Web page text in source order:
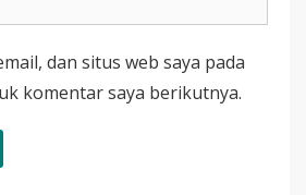
dan situs web saya pada
komentar saya berikutnya.